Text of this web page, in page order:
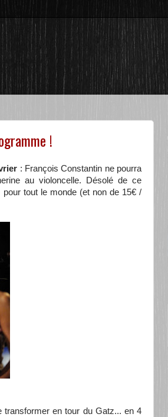
!
: François Constantin ne pourra
au violoncelle. Désolé de ce
tout le monde (et non de 15€ /
en tour du Gatz... en 4